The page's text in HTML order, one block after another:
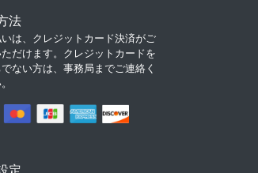
法
は、クレジットカード決済がご
だけます。クレジットカードを
ない方は、事務局までご連絡く
定